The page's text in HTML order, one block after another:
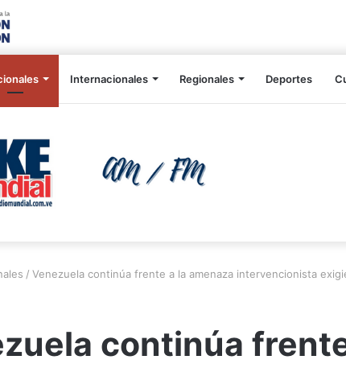
Internacionales Regionales Deportes
/ Venezuela continúa frente a la amenaza intervencionista
continúa